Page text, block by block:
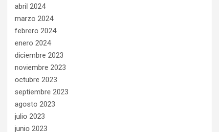
abril 2024
marzo 2024
febrero 2024
enero 2024
diciembre 2023
noviembre 2023
octubre 2023
septiembre 2023
agosto 2023
julio 2023
junio 2023